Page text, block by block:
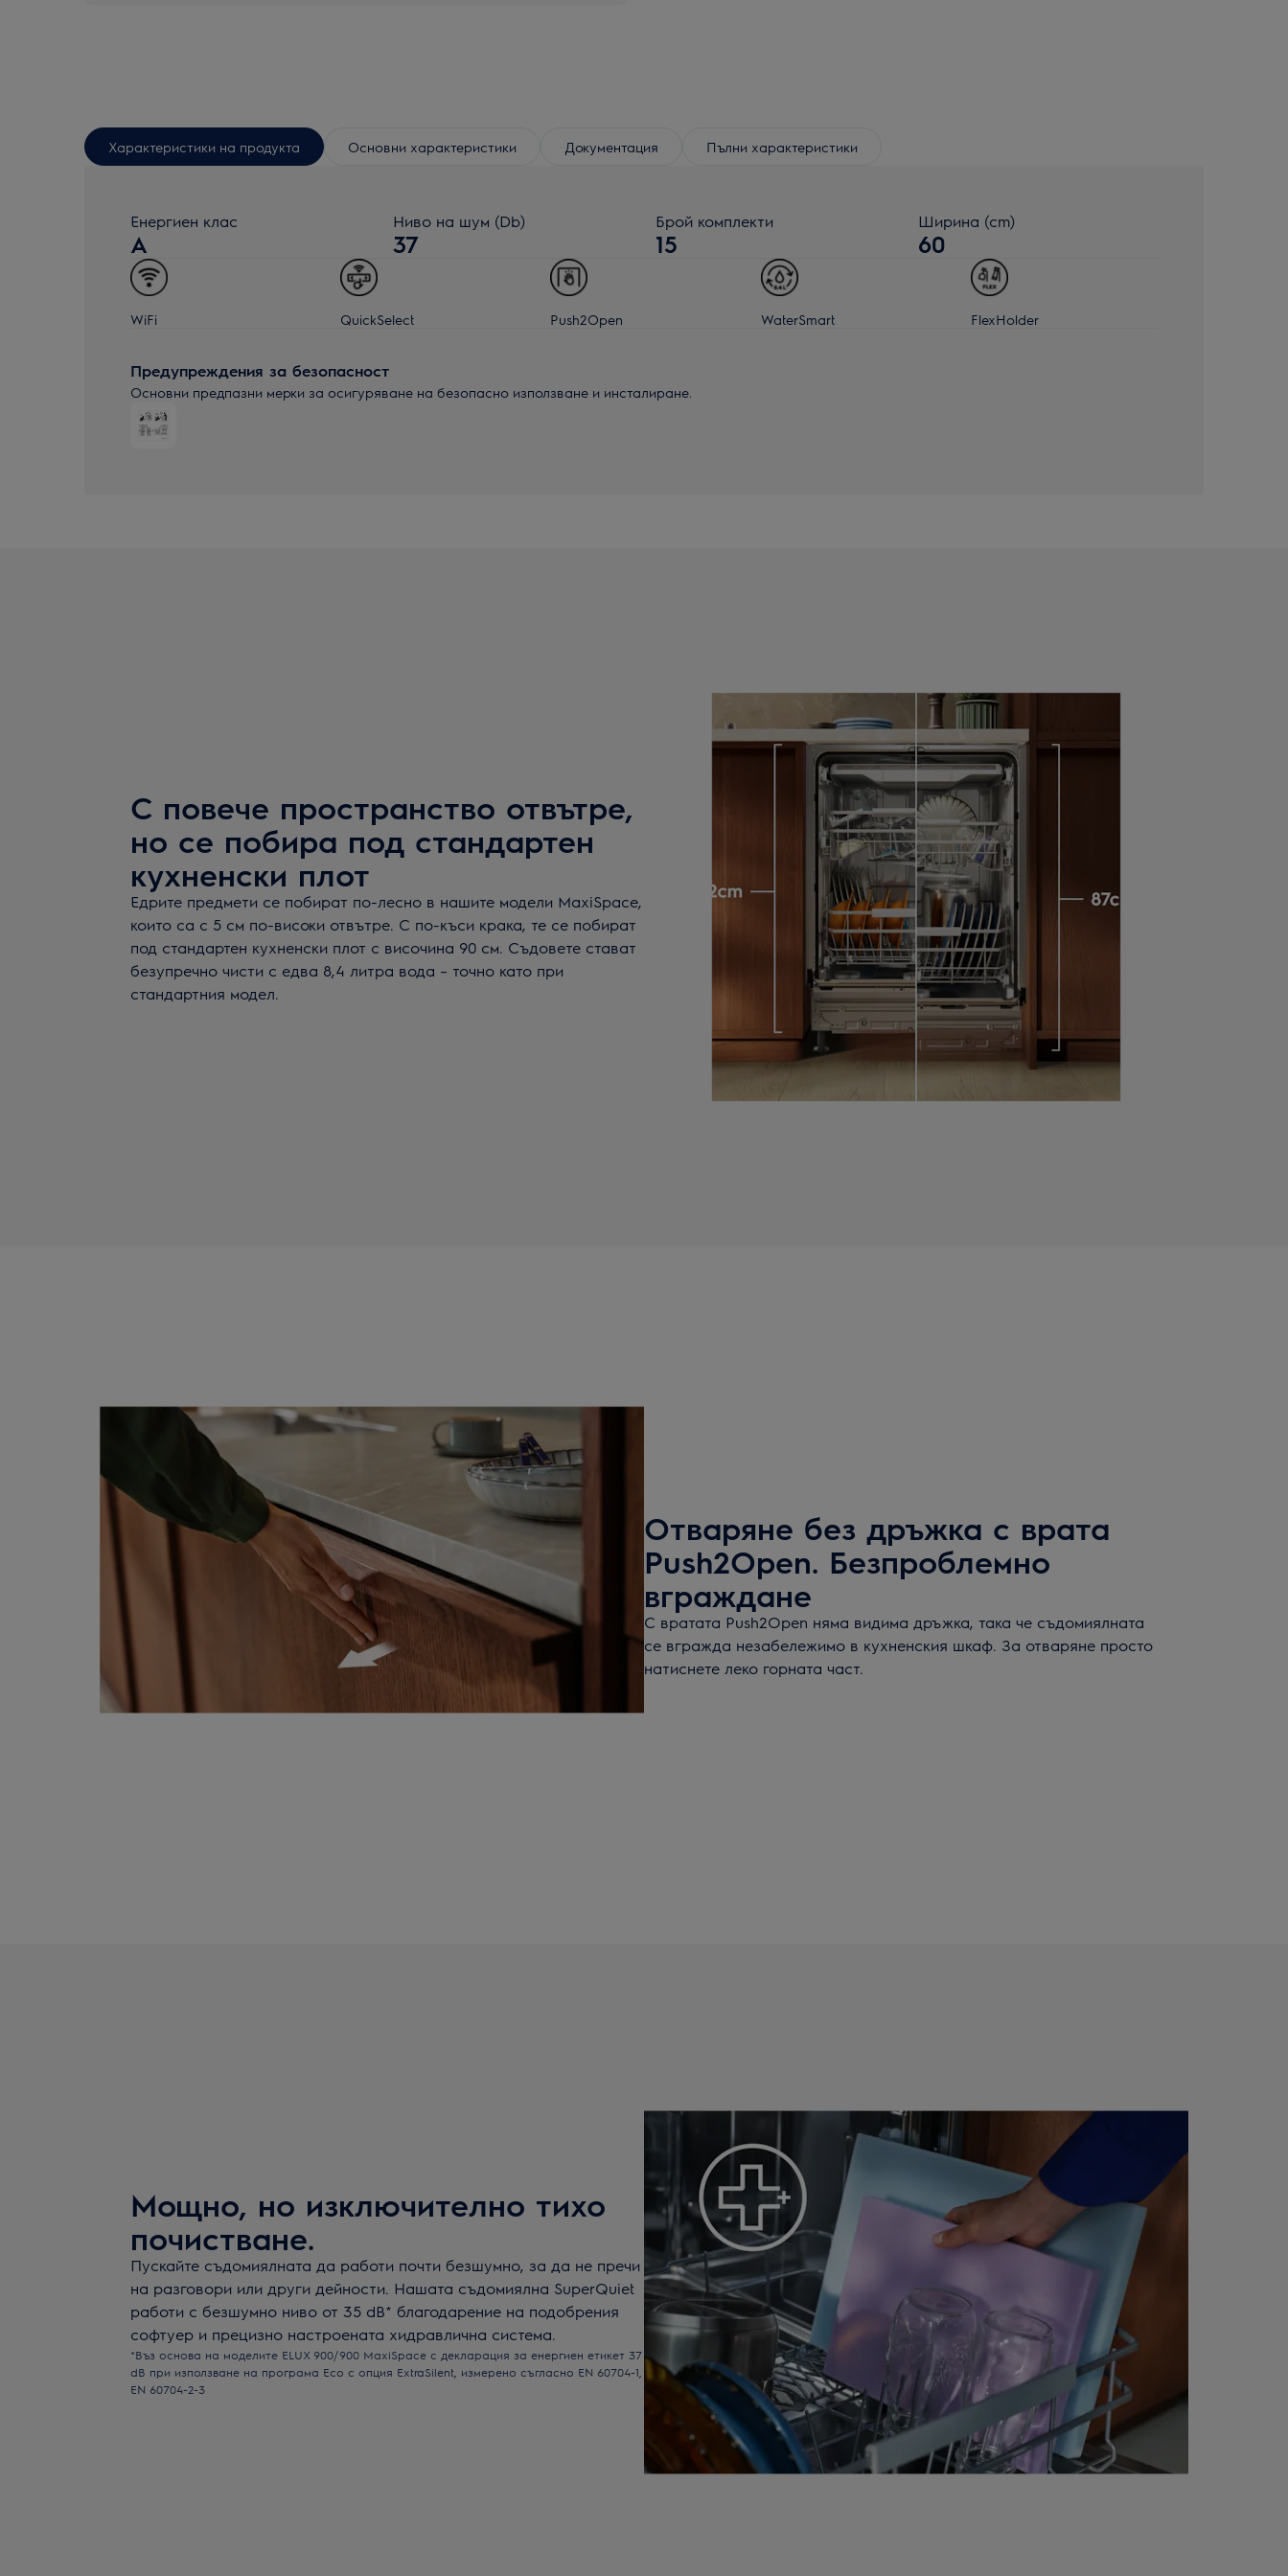
Характеристики на продукта Основни характеристики Документация Пълни характеристики
Енергиен клас
A
Ниво на шум (Db)
37
Брой комплекти
15
Ширина (cm)
60
WiFi QuickSelect Push2Open WaterSmart FlexHolder
Предупреждения за безопасност
Основни предпазни мерки за осигуряване на безопасно използване и инсталиране.
С повече пространство отвътре,
но се побира под стандартен
кухненски плот
Едрите предмети се побират по-лесно в нашите модели MaxiSpace,
които са с 5 см по-високи отвътре. С по-къси крака, те се побират
под стандартен кухненски плот с височина 90 см. Съдовете стават
безупречно чисти с едва 8,4 литра вода – точно като при
стандартния модел.
Отваряне без дръжка с врата
Push2Open. Безпроблемно
вграждане
С вратата Push2Open няма видима дръжка, така че съдомиялната
се вгражда незабележимо в кухненския шкаф. За отваряне просто
натиснете леко горната част.
Мощно, но изключително тихо
почистване.
Пускайте съдомиялната да работи почти безшумно, за да не пречи
на разговори или други дейности. Нашата съдомиялна SuperQuiet
работи с безшумно ниво от 35 dB* благодарение на подобрения
софтуер и прецизно настроената хидравлична система.
*Въз основа на моделите ELUX 900/900 MaxiSpace с декларация за енергиен етикет 37
dB при използване на програма Eco с опция ExtraSilent, измерено съгласно EN 60704-1,
EN 60704-2-3